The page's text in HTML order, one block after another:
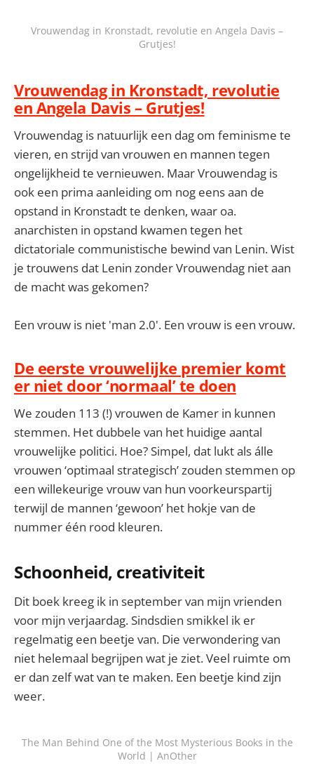
Vrouwendag in Kronstadt, revolutie en Angela Davis –
Grutjes!
Vrouwendag in Kronstadt, revolutie
en Angela Davis – Grutjes!
Vrouwendag is natuurlijk een dag om feminisme te
vieren, en strijd van vrouwen en mannen tegen
ongelijkheid te vernieuwen. Maar Vrouwendag is
ook een prima aanleiding om nog eens aan de
opstand in Kronstadt te denken, waar oa.
anarchisten in opstand kwamen tegen het
dictatoriale communistische bewind van Lenin. Wist
je trouwens dat Lenin zonder Vrouwendag niet aan
de macht was gekomen?
Een vrouw is niet 'man 2.0'. Een vrouw is een vrouw.
De eerste vrouwelijke premier komt
er niet door ‘normaal’ te doen
We zouden 113 (!) vrouwen de Kamer in kunnen
stemmen. Het dubbele van het huidige aantal
vrouwelijke politici. Hoe? Simpel, dat lukt als álle
vrouwen ‘optimaal strategisch’ zouden stemmen op
een willekeurige vrouw van hun voorkeurspartij
terwijl de mannen ‘gewoon’ het hokje van de
nummer één rood kleuren.
Schoonheid, creativiteit
Dit boek kreeg ik in september van mijn vrienden
voor mijn verjaardag. Sindsdien smikkel ik er
regelmatig een beetje van. Die verwondering van
niet helemaal begrijpen wat je ziet. Veel ruimte om
er dan zelf wat van te maken. Een beetje kind zijn
weer.
The Man Behind One of the Most Mysterious Books in the
World | AnOther